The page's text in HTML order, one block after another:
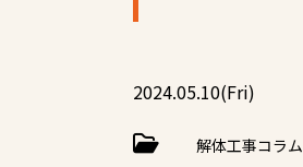
2024.05.10(Fri)
解体工事コラム